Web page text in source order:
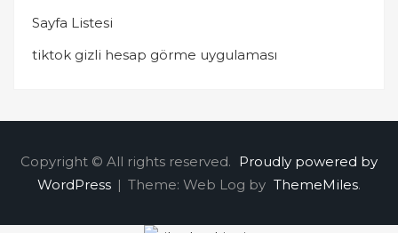
Sayfa Listesi
tiktok gizli hesap görme uygulaması
Copyright © All rights reserved. Proudly powered by
WordPress | Theme: Web Log by ThemeMiles.